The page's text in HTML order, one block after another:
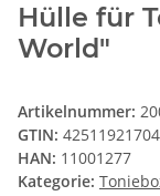
Hülle für
World"
Artikelnummer:
GTIN:
HAN: 11001277
Kategorie: